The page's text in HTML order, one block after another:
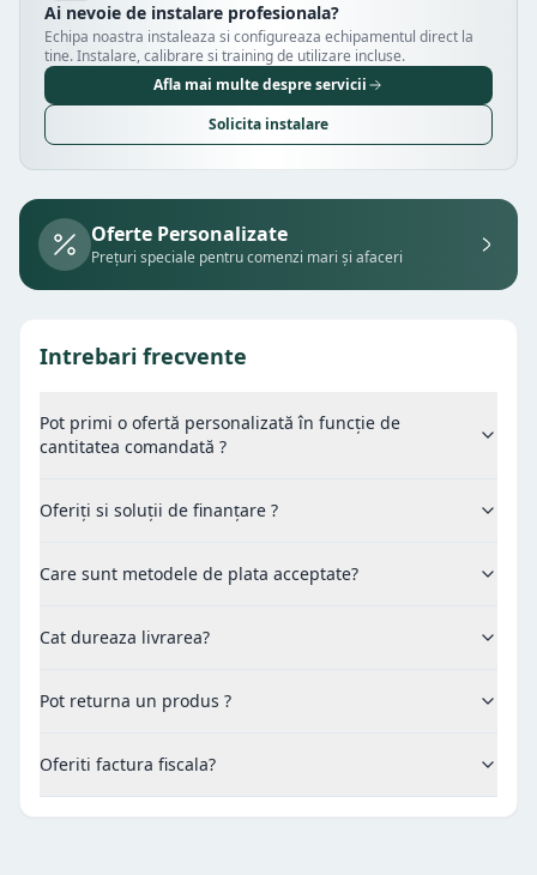
Ai nevoie de instalare profesionala?
Echipa noastra instaleaza si configureaza echipamentul direct la
tine. Instalare, calibrare si training de utilizare incluse.
Afla mai multe despre servicii
Solicita instalare
Oferte Personalizate
Prețuri speciale pentru comenzi mari și afaceri
Intrebari frecvente
Pot primi o ofertă personalizată în funcție de
cantitatea comandată ?
Oferiți si soluții de finanțare ?
Care sunt metodele de plata acceptate?
Cat dureaza livrarea?
Pot returna un produs ?
Oferiti factura fiscala?